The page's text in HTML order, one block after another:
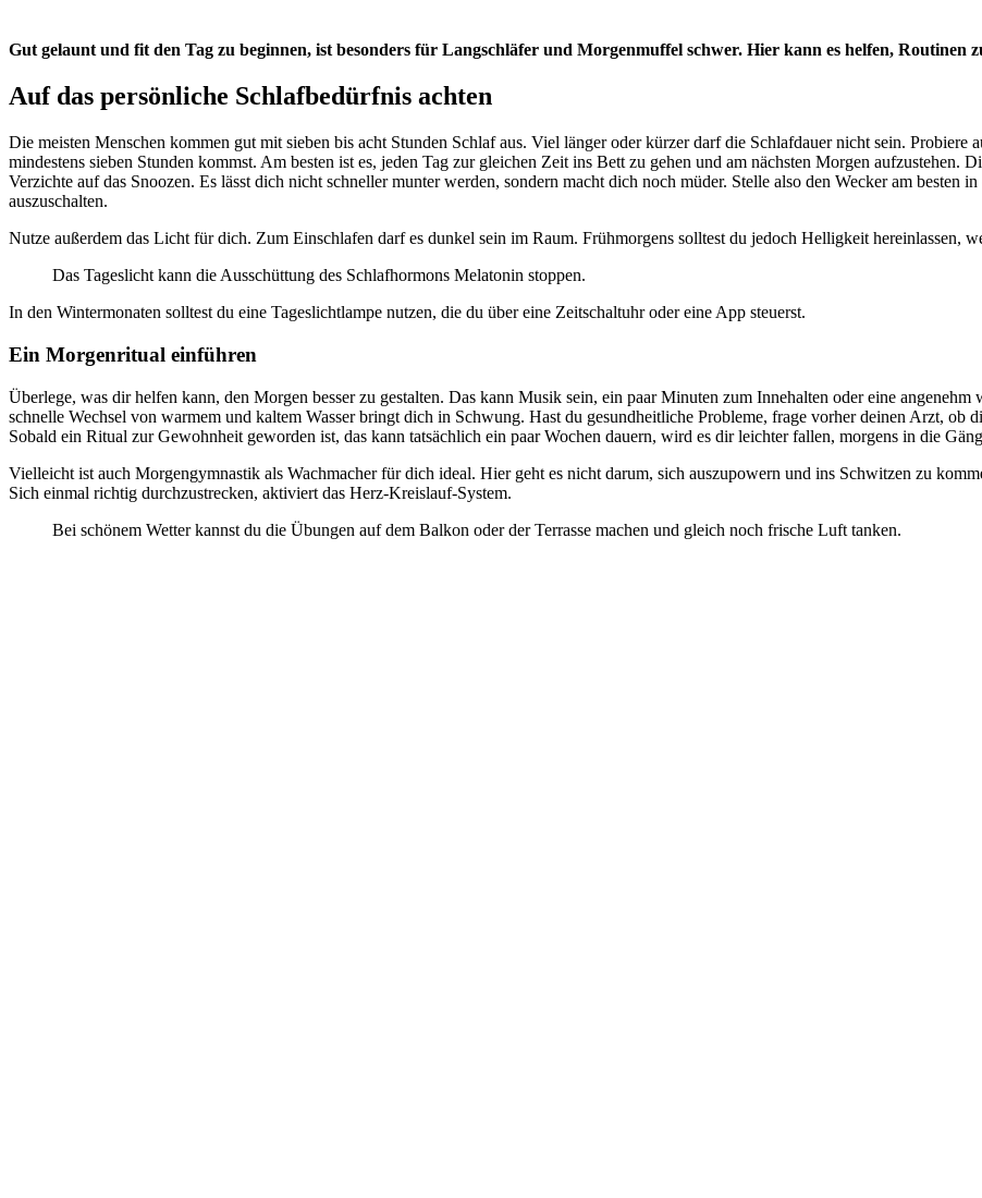
Gut gelaunt und fit den Tag zu beginnen, ist besonders für Langschläfer und Morgenmuffel schwer. Hier kann es helfen,
Auf das persönliche Schlafbedürfnis achten
Die meisten Menschen kommen gut mit sieben bis acht Stunden Schlaf aus. Viel länger oder kürzer darf die Schlafdauer nicht sein.
mindestens sieben Stunden kommst. Am besten ist es, jeden Tag zur gleichen Zeit ins Bett zu gehen und am nächsten Morgen aufzustehen.
Verzichte auf das Snoozen. Es lässt dich nicht schneller munter werden, sondern macht dich noch müder. Stelle also den Wecker am besten
auszuschalten.
Nutze außerdem das Licht für dich. Zum Einschlafen darf es dunkel sein im Raum. Frühmorgens solltest du jedoch Helligkeit hereinlassen,
Das Tageslicht kann die Ausschüttung des Schlafhormons Melatonin stoppen.
In den Wintermonaten solltest du eine Tageslichtlampe nutzen, die du über eine Zeitschaltuhr oder eine App steuerst.
Ein Morgenritual einführen
Überlege, was dir helfen kann, den Morgen besser zu gestalten. Das kann Musik sein, ein paar Minuten zum Innehalten oder eine
schnelle Wechsel von warmem und kaltem Wasser bringt dich in Schwung. Hast du gesundheitliche Probleme, frage vorher deinen Arzt, ob
Sobald ein Ritual zur Gewohnheit geworden ist, das kann tatsächlich ein paar Wochen dauern, wird es dir leichter fallen, morgens in die
Vielleicht ist auch Morgengymnastik als Wachmacher für dich ideal. Hier geht es nicht darum, sich auszupowern und ins Schwitzen zu
Sich einmal richtig durchzustrecken, aktiviert das Herz-Kreislauf-System.
Bei schönem Wetter kannst du die Übungen auf dem Balkon oder der Terrasse machen und gleich noch frische Luft tanken.